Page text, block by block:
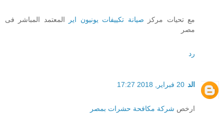
مع تحيات مركز صيانة تكييفات يونيون اير
المعتمد المباشر فى
مصر
رد
الد 20 فبراير, 2018 17:27
ارخص شركة مكافحة حشرات بمصر